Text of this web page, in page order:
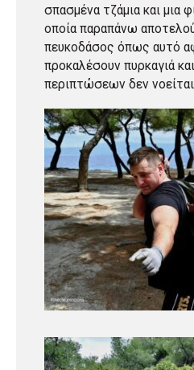
σπασμένα τζάμια και μια
οποία παραπάνω
πευκοδάσος όπως αυτό
προκαλέσουν πυρκαγιά
περιπτώσεων δεν νοείται